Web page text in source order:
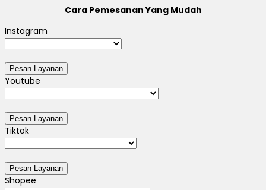
Cara Pemesanan Yang Mudah
Instagram
Youtube
Tiktok
Shopee